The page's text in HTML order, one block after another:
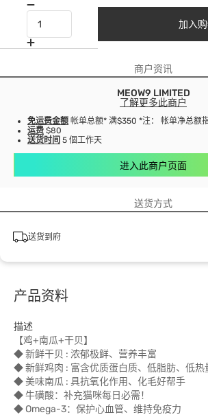
加入
商户资讯
MEOW9 LIMITED
了解更多此商户
免运费金额 帐单总额* 满$350 *注： 帐单净总额
运费 $80
送货时间 5 個工作天
进入此商户页面
送货方式
送货到府
产品资料
描述
【鸡+南瓜+干贝】
◆ 新鲜干贝 : 浓郁极鲜、营养丰富
◆ 新鲜鸡肉 : 富含优质蛋白质、低脂肪、低热
◆ 美味南瓜 : 具抗氧化作用、化毛好帮手
◆ 牛磺酸：补充猫咪每日必需！
◆ Omega-3：保护心血管、维持免疫力